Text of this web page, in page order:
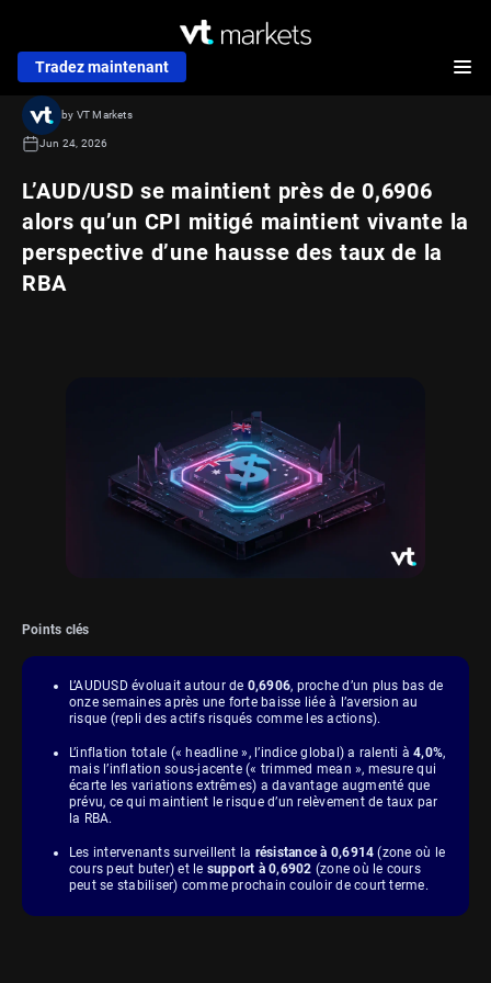
Tradez maintenant
L’AUD/USD se maintient près de 0,6906
alors qu’un CPI mitigé maintient vivante la
perspective d’une hausse des taux de la
RBA
by VT Markets
Jun 24, 2026
Points clés
L’AUDUSD évoluait autour de 0,6906, proche d’un plus bas de
onze semaines après une forte baisse liée à l’aversion au
risque (repli des actifs risqués comme les actions).
L’inflation totale (« headline », l’indice global) a ralenti à4,0%,
mais l’inflation sous-jacente (« trimmed mean », mesure qui
écarte les variations extrêmes) a davantage augmenté que
prévu, ce qui maintient le risque d’un relèvement de taux par
la RBA.
Les intervenants surveillent la résistance à 0,6914 (zone où le
cours peut buter) et le support à 0,6902 (zone où le cours
peut se stabiliser) comme prochain couloir de court terme.